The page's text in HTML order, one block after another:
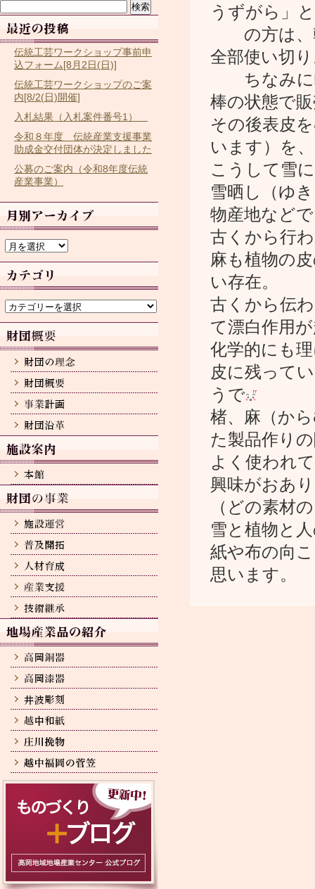
うずがら」
の方は、
全部使い切
ちなみに
棒の状態で
その後表皮
います）を、
こうして雪
雪晒し（ゆ
物産地など
古くから行
麻も植物の
い存在。
古くから伝
て漂白作用
化学的にも
皮に残って
うで
楮、麻（か
た製品作り
よく使われ
興味がおあ
（どの素材
雪と植物と
紙や布の向
思います。
索:
伝統工芸ワークショップ事前申
込フォーム[8月2日(日)]
伝統工芸ワークショップのご案
内[8/2(日)開催]
入札結果（入札案件番号1）
令和８年度 伝統産業支援事業
助成金交付団体が決定しました
公募のご案内（令和8年度伝統
産業事業）
ー
カ
イ
ブ
ゴ
リ
ー